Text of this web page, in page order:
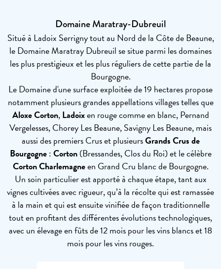
Domaine Maratray-Dubreuil
Situé à Ladoix Serrigny tout au Nord de la Côte de Beaune,
le Domaine Maratray Dubreuil se situe parmi les domaines
les plus prestigieux et les plus réguliers de cette partie de la
Bourgogne.
Le Domaine d'une surface exploitée de 19 hectares propose
notamment plusieurs grandes appellations villages telles que
Aloxe Corton,Ladoixen rouge comme en blanc, Pernand
Vergelesses, Chorey Les Beaune, Savigny Les Beaune, mais
aussi des premiers Crus et plusieursGrands Crus de
Bourgogne:Corton(Bressandes, Clos du Roi) et le célèbre
Corton Charlemagneen Grand Cru blanc de Bourgogne.
Un soin particulier est apporté à chaque étape, tant aux
vignes cultivées avec rigueur, qu’à la récolte qui est ramassée
à la main et qui est ensuite vinifiée de façon traditionnelle
tout en profitant des différentes évolutions technologiques,
avec un élevage en fûts de 12 mois pour les vins blancs et 18
mois pour les vins rouges.